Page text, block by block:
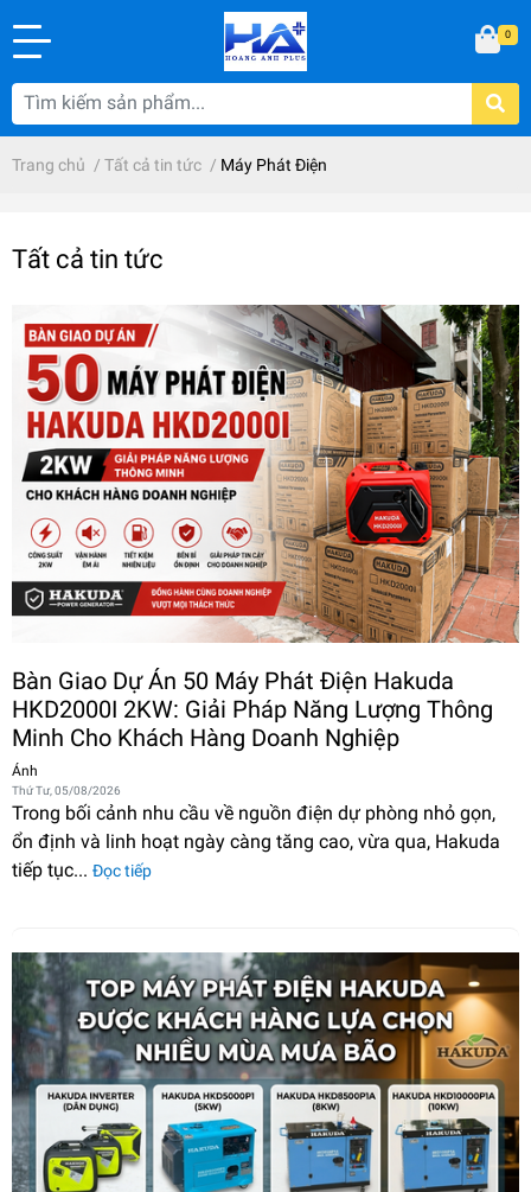
0
Trang chủ / Tất cả tin tức / Máy Phát Điện
Tất cả tin tức
Bàn Giao Dự Án 50 Máy Phát Điện Hakuda
HKD2000I 2KW: Giải Pháp Năng Lượng Thông
Minh Cho Khách Hàng Doanh Nghiệp
Ánh
Thứ Tư, 05/08/2026
Trong bối cảnh nhu cầu về nguồn điện dự phòng nhỏ gọn,
ổn định và linh hoạt ngày càng tăng cao, vừa qua, Hakuda
tiếp tục... Đọc tiếp